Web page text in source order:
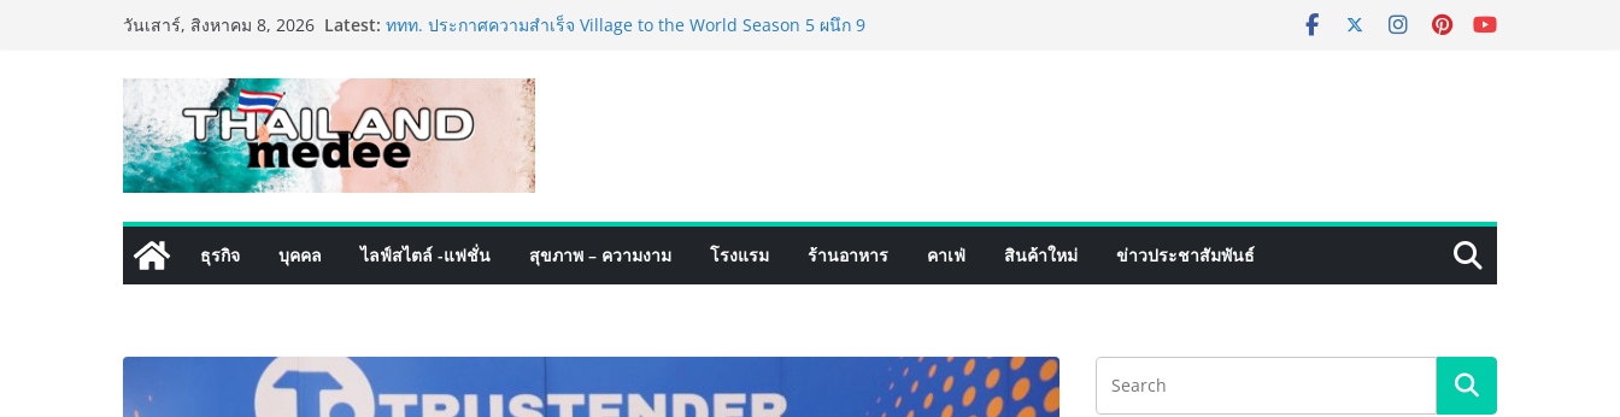
วันเสาร์, สิงหาคม 8, 2026 Latest: ททท. ประกาศความสำเร็จ Village to the World Season 5 ผนึก 9
เหิงลี่ แมนูแฟคเจอริ่ง เทคโนโลยี (ไทยแลนด์) เปิดโรงงานแห่งใหม่
ในชลบุรี เดินหน้าขยายฐานการผลิตสู่เอเชียตะวันออกเฉียงใต้
เสริมแกร่งยุทธศาสตร์ระดับโลก
TECNO ประกาศทรานส์ฟอร์มจากเกมมิ่งโฟน สู่ไลฟ์สไตล์แฟชั่นไอ
เท็ม เสิร์ฟใหญ่ปักหมุดแลนมาร์คใหม่กลางสถานี MRT วาง POVA
8 Series จุดเริ่มต้นครั้งสำคัญ
PIPPER STANDARD® เปิดตัวแชมพูอาบน้ำ และ โฟมอาบแห้งสัตว์
เลี้ยง ชูนวัตกรรมพลังธรรมชาติ “Zero-Residue” เลียขนได้
ปลอดภัย ไร้สารตกค้าง
ไทย วันนี้ – 8 สิงหาคมนี้ ณ ลานคนเมือง
ธุรกิจ บุคคล ไลฟ์สไตล์ -แฟชั่น สุขภาพ – ความงาม โรงแรม ร้านอาหาร คาเฟ่ สินค้าใหม่ ข่าวประชาสัมพันธ์